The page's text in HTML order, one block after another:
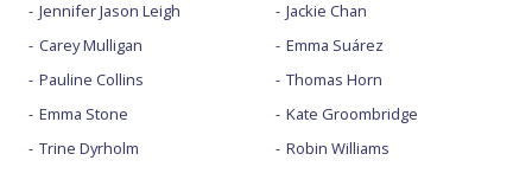
Jennifer Jason Leigh
Carey Mulligan
Pauline Collins
Emma Stone
Trine Dyrholm
Jackie Chan
Emma Suárez
Thomas Horn
Kate Groombridge
Robin Williams